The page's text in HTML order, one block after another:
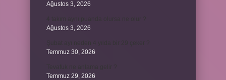
Ağustos 3, 2026
Ağustos 3, 2026
Temmuz 30, 2026
Temmuz 29, 2026